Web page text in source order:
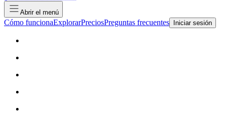
Abrir el menú
Cómo funcionaExplorarPreciosPreguntas frecuentes Iniciar sesión